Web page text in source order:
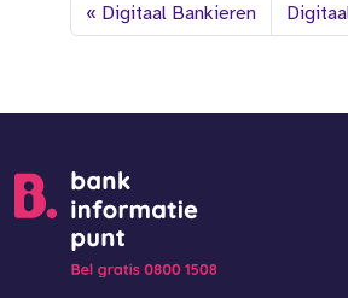
Digitaal Bankieren